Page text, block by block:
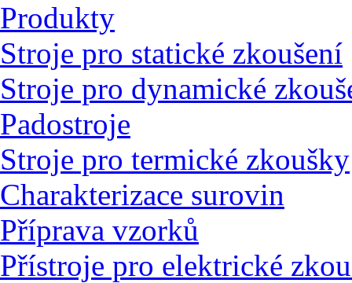
Produkty
Stroje pro statické zkoušení
Stroje pro dynamické
Padostroje
Stroje pro termické zkoušky
Charakterizace surovin
Příprava vzorků
Přístroje pro elektrické